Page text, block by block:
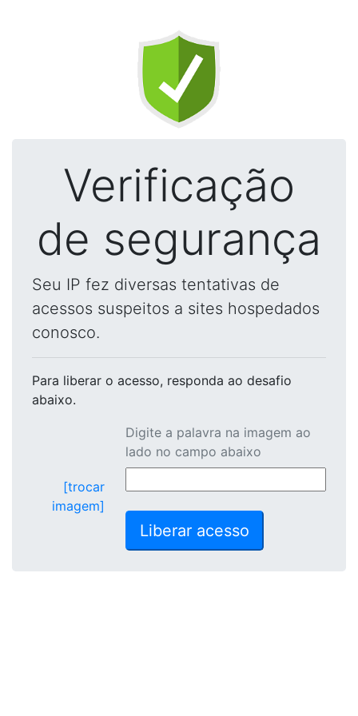
Verificação
de segurança
Seu IP fez diversas tentativas de
acessos suspeitos a sites hospedados
conosco.
Para liberar o acesso, responda ao desafio
abaixo.
[trocar
imagem]
Digite a palavra na imagem ao
lado no campo abaixo